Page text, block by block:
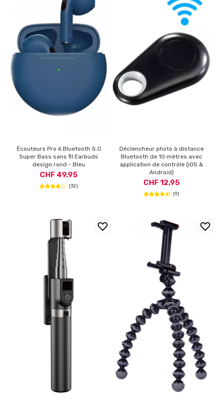
Écouteurs Pro 6 Bluetooth 5.0
Super Bass sans fil Earbuds
design rond - Bleu
CHF 49,95
(32)
Déclencheur photo à distance
Bluetooth de 10 mètres avec
application de contrôle (iOS &
Android)
CHF 12,95
(9)